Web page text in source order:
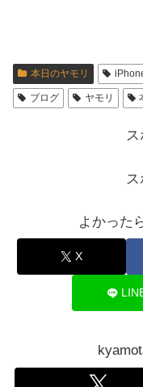
本日のヤモリ
ブログ ヤモリ
よかった
X